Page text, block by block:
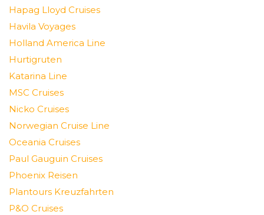
Hapag Lloyd Cruises
Havila Voyages
Holland America Line
Hurtigruten
Katarina Line
MSC Cruises
Nicko Cruises
Norwegian Cruise Line
Oceania Cruises
Paul Gauguin Cruises
Phoenix Reisen
Plantours Kreuzfahrten
P&O Cruises